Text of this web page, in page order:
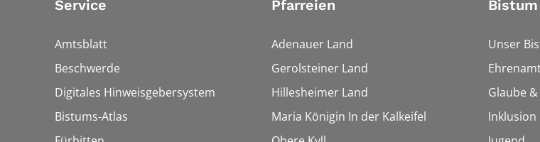
Service
Amtsblatt
Beschwerde
Digitales Hinweisgebersystem
Bistums-Atlas
Pfarreien
Adenauer Land
Gerolsteiner Land
Hillesheimer Land
Maria Königin In der Kalkeifel
Unser
Glaube
Inklusion